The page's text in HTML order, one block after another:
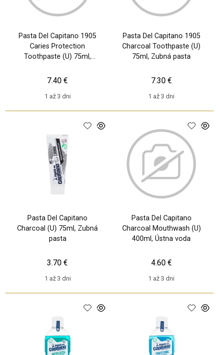
Pasta Del Capitano 1905
Caries Protection
Toothpaste (U) 75ml,
1 až 3 dni
7.40 €
Pasta Del Capitano 1905
Charcoal Toothpaste (U)
75ml, Zubná pasta
1 až 3 dni
7.30 €
Pasta Del Capitano
Charcoal (U) 75ml, Zubná
pasta
1 až 3 dni
3.70 €
Pasta Del Capitano
Charcoal Mouthwash (U)
400ml, Ústna voda
1 až 3 dni
4.60 €